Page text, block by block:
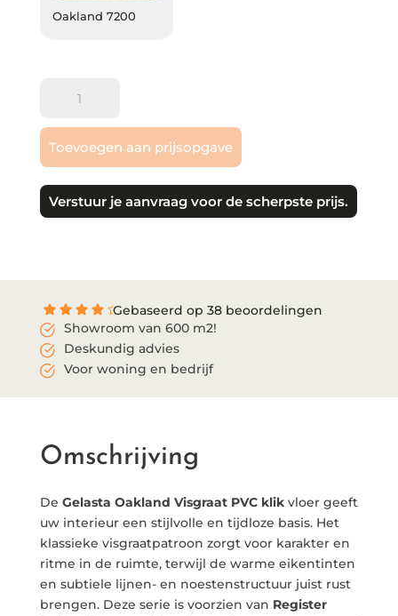
Oakland 7200
Oakland
Visgraat
PVC
klik
aantal
Toevoegen aan prijsopgave
Verstuur je aanvraag voor de scherpste prijs.
Gebaseerd op 38 beoordelingen
Showroom van 600 m2!
Deskundig advies
Voor woning en bedrijf
Omschrijving
De Gelasta Oakland Visgraat PVC klikvloer geeft
uw interieur een stijlvolle en tijdloze basis. Het
klassieke visgraatpatroon zorgt voor karakter en
ritme in de ruimte, terwijl de warme eikentinten
en subtiele lijnen- en noestenstructuur juist rust
brengen. Deze serie is voorzien van Register